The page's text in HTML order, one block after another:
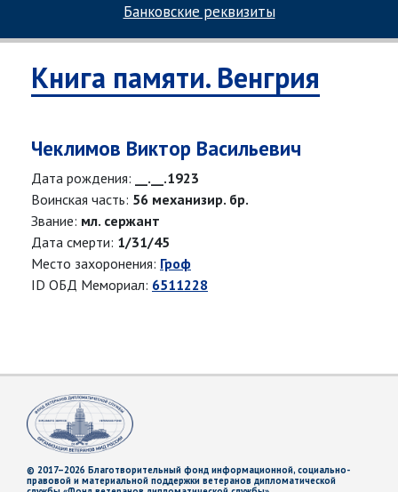
Банковские реквизиты
Книга памяти. Венгрия
Чеклимов Виктор Васильевич
Дата рождения:
__.__.1923
Воинская часть: 56 механизир. бр.
Звание: мл. сержант
Дата смерти: 1/31/45
Место захоронения: Гроф
ID ОБД Мемориал: 6511228
© 2017–2026 Благотворительный фонд информационной, социально-
правовой и материальной поддержки ветеранов дипломатической